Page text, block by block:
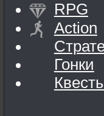
RPG
Action
Гонки